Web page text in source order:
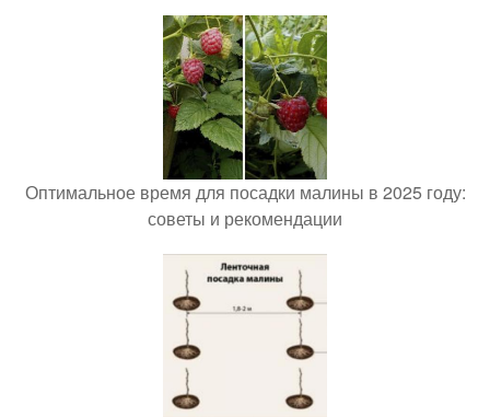
Оптимальное время для посадки малины в 2025 году:
советы и рекомендации